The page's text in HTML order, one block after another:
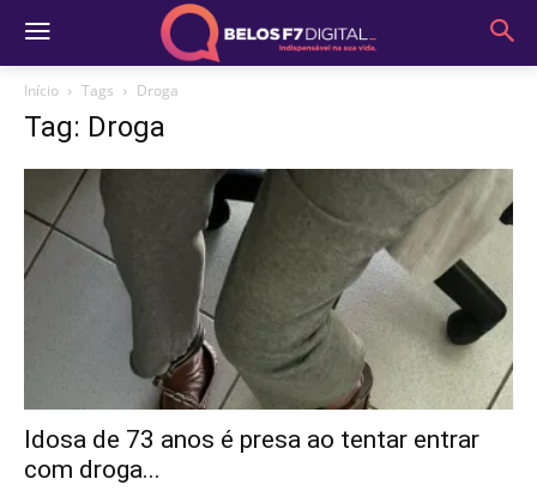
Início Tags Droga
Tag: Droga
Idosa de 73 anos é presa ao tentar entrar
com droga...